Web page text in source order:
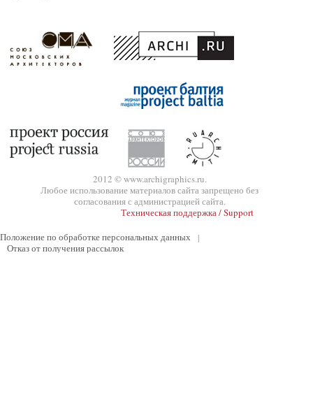
2012 © www.archigraphics.ru.
Любое использование материалов сайта запрещено без
согласования с администрацией сайта.
Техническая поддержка / Support
Положение по обработке персональных данных
|
Отказ от получения рассылок